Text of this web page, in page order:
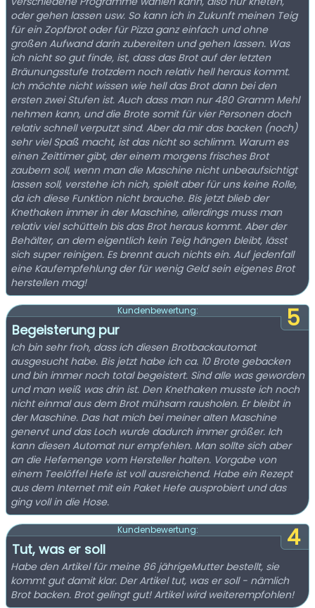
oder gehen lassen usw. So kann ich in Zukunft meinen Teig
für ein Zopfbrot oder für Pizza ganz einfach und ohne
großen Aufwand darin zubereiten und gehen lassen. Was
ich nicht so gut finde, ist, dass das Brot auf der letzten
Bräunungsstufe trotzdem noch relativ hell heraus kommt.
Ich möchte nicht wissen wie hell das Brot dann bei den
ersten zwei Stufen ist. Auch dass man nur 480 Gramm Mehl
nehmen kann, und die Brote somit für vier Personen doch
relativ schnell verputzt sind. Aber da mir das backen (noch)
sehr viel Spaß macht, ist das nicht so schlimm. Warum es
einen Zeittimer gibt, der einem morgens frisches Brot
zaubern soll, wenn man die Maschine nicht unbeaufsichtigt
lassen soll, verstehe ich nich, spielt aber für uns keine Rolle,
da ich diese Funktion nicht brauche. Bis jetzt blieb der
Knethaken immer in der Maschine, allerdings muss man
relativ viel schütteln bis das Brot heraus kommt. Aber der
Behälter, an dem eigentlich kein Teig hängen bleibt, lässt
sich super reinigen. Es brennt auch nichts ein. Auf jedenfall
eine Kaufempfehlung der für wenig Geld sein eigenes Brot
herstellen mag!
5
Kundenbewertung:
Begeisterung pur
Ich bin sehr froh, dass ich diesen Brotbackautomat
ausgesucht habe. Bis jetzt habe ich ca. 10 Brote gebacken
und bin immer noch total begeistert. Sind alle was geworden
und man weiß was drin ist. Den Knethaken musste ich noch
nicht einmal aus dem Brot mühsam rausholen. Er bleibt in
der Maschine. Das hat mich bei meiner alten Maschine
genervt und das Loch wurde dadurch immer größer. Ich
kann diesen Automat nur empfehlen. Man sollte sich aber
an die Hefemenge vom Hersteller halten. Vorgabe von
einem Teelöffel Hefe ist voll ausreichend. Habe ein Rezept
aus dem Internet mit ein Paket Hefe ausprobiert und das
ging voll in die Hose.
4
Kundenbewertung:
Tut, was er soll
Habe den Artikel für meine 86 jährigeMutter bestellt, sie
kommt gut damit klar. Der Artikel tut, was er soll - nämlich
Brot backen. Brot gelingt gut! Artikel wird weiterempfohlen!